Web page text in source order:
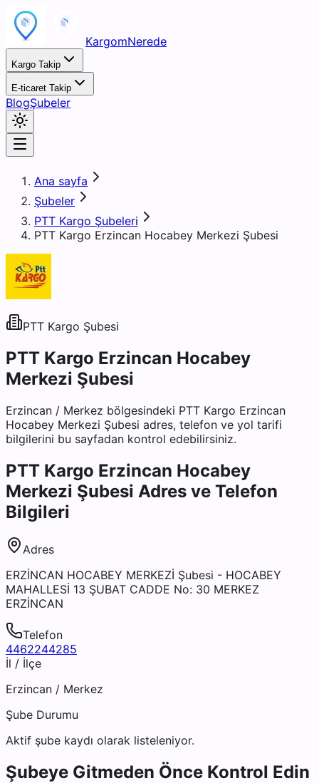
KargomNerede
Kargo Takip
E-ticaret Takip
BlogŞubeler
Ana sayfa
Şubeler
PTT Kargo Şubeleri
PTT Kargo Erzincan Hocabey Merkezi Şubesi
PTT Kargo Şubesi
PTT Kargo Erzincan Hocabey
Merkezi Şubesi
Erzincan / Merkez bölgesindeki PTT Kargo Erzincan
Hocabey Merkezi Şubesi adres, telefon ve yol tarifi
bilgilerini bu sayfadan kontrol edebilirsiniz.
PTT Kargo Erzincan Hocabey
Merkezi Şubesi Adres ve Telefon
Bilgileri
Adres
ERZİNCAN HOCABEY MERKEZİ Şubesi - HOCABEY
MAHALLESİ 13 ŞUBAT CADDE No: 30 MERKEZ
ERZİNCAN
Telefon
4462244285
İl / İlçe
Erzincan / Merkez
Şube Durumu
Aktif şube kaydı olarak listeleniyor.
Şubeye Gitmeden Önce Kontrol Edin